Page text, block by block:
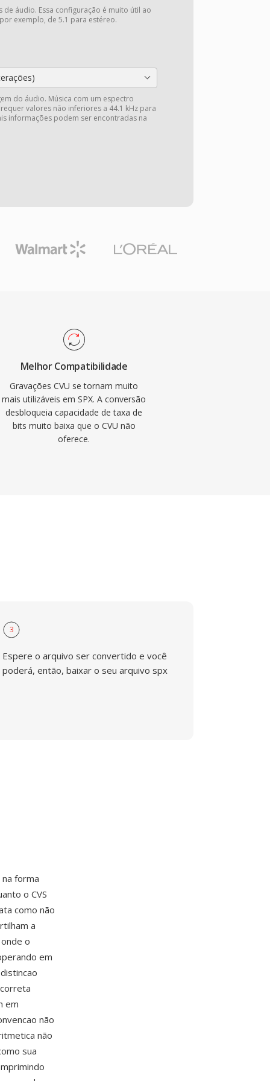
de áudio. Essa configuração é muito útil ao
exemplo, de 5.1 para estéreo.
do áudio. Música com um espectro
valores não inferiores a 44.1 kHz para
informações podem ser encontradas na
Melhor Compatibilidade
Gravações CVU se tornam muito
mais utilizáveis em SPX. A conversão
desbloqueia capacidade de taxa de
bits muito baixa que o CVU não
oferece.
3
Espere o arquivo ser convertido e você
poderá, então, baixar o seu arquivo spx
forma
o CVS
como não
a
o
em
em
não
não
sua